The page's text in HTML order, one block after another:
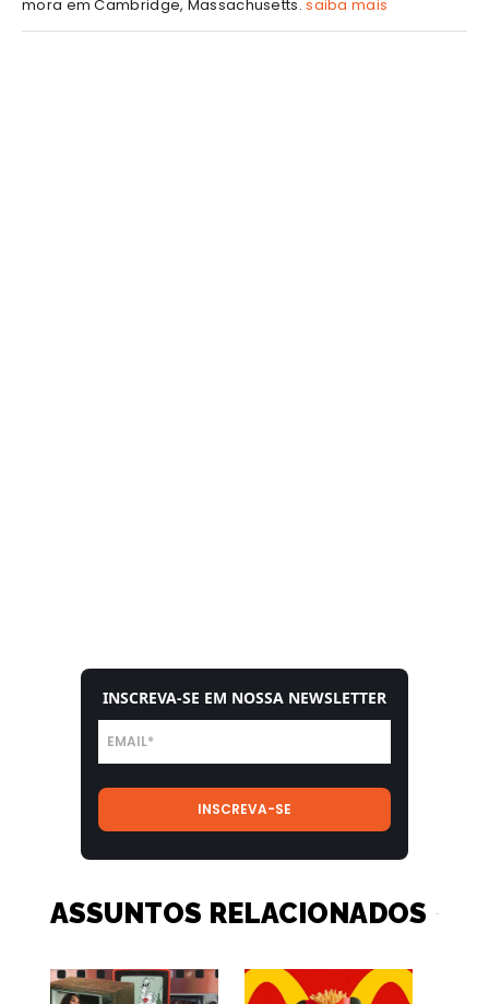
mora em Cambridge, Massachusetts.saiba mais
INSCREVA-SE EM NOSSA NEWSLETTER
ASSUNTOS RELACIONADOS